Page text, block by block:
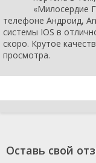
«Милосердие
телефоне Андроид,
системы IOS в
скоро. Крутое
просмотра.
Оставь свой